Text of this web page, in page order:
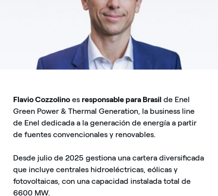
Flavio Cozzolinoes responsable para Brasil de Enel
Green Power & Thermal Generation, la business line
de Enel dedicada a la generación de energía a partir
de fuentes convencionales y renovables.
Desde julio de 2025 gestiona una cartera diversificada
que incluye centrales hidroeléctricas, eólicas y
fotovoltaicas, con una capacidad instalada total de
6600 MW.